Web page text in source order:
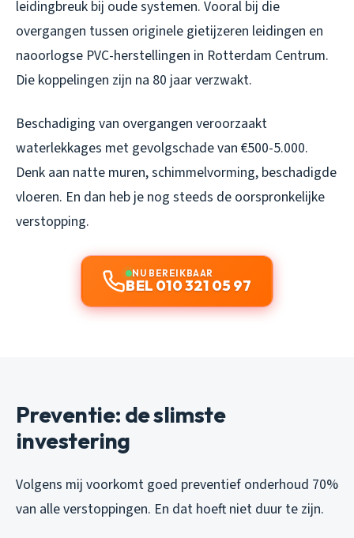
leidingbreuk bij oude systemen. Vooral bij die
overgangen tussen originele gietijzeren leidingen en
naoorlogse PVC-herstellingen in Rotterdam Centrum.
Die koppelingen zijn na 80 jaar verzwakt.
Beschadiging van overgangen veroorzaakt
waterlekkages met gevolgschade van €500-5.000.
Denk aan natte muren, schimmelvorming, beschadigde
vloeren. En dan heb je nog steeds de oorspronkelijke
verstopping.
NU BEREIKBAAR
BEL 010 321 05 97
Preventie: de slimste
investering
Volgens mij voorkomt goed preventief onderhoud 70%
van alle verstoppingen. En dat hoeft niet duur te zijn.